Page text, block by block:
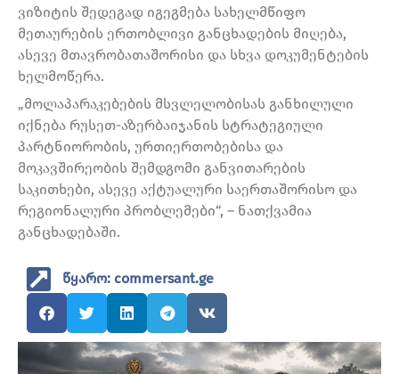
ვიზიტის შედეგად იგეგმება სახელმწიფო
მეთაურების ერთობლივი განცხადების მიღება,
ასევე მთავრობათაშორისი და სხვა დოკუმენტების
ხელმოწერა.
„მოლაპარაკებების მსვლელობისას განხილული
იქნება რუსეთ-აზერბაიჯანის სტრატეგიული
პარტნიორობის, ურთიერთობებისა და
მოკავშირეობის შემდგომი განვითარების
საკითხები, ასევე აქტუალური საერთაშორისო და
რეგიონალური პრობლემები“, – ნათქვამია
განცხადებაში.
წყარო: commersant.ge